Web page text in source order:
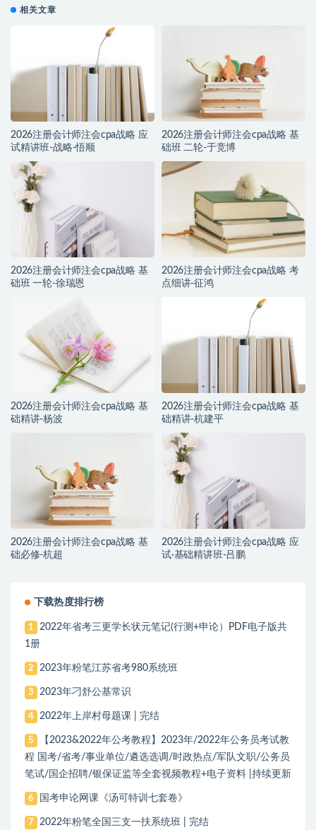
相关文章
2026注册会计师注会cpa战略 应
试精讲班-战略-悟顺
2026注册会计师注会cpa战略 基
础班 二轮-于竞博
2026注册会计师注会cpa战略 基
础班 一轮-徐瑞恩
2026注册会计师注会cpa战略 考
点细讲-征鸿
2026注册会计师注会cpa战略 基
础精讲-杨波
2026注册会计师注会cpa战略 基
础精讲-杭建平
2026注册会计师注会cpa战略 基
础必修-杭超
2026注册会计师注会cpa战略 应
试·基础精讲班-吕鹏
下载热度排行榜
1
2022年省考三更学长状元笔记(行测+申论）PDF电子版共
1册
2 2023年粉笔江苏省考980系统班
3 2023年刁舒公基常识
4 2022年上岸村母题课 | 完结
5
【2023&2022年公考教程】2023年/2022年公务员考试教
程 国考/省考/事业单位/遴选选调/时政热点/军队文职/公务员
笔试/国企招聘/银保证监等全套视频教程+电子资料 |持续更新
6 国考申论网课《汤可特训七套卷》
7 2022年粉笔全国三支一扶系统班 | 完结